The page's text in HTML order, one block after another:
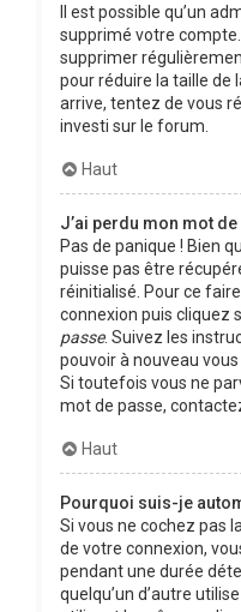
Il est possible qu’un
supprimé votre
supprimer
pour réduire la taille de
arrive, tentez de vous
investi sur le forum.
Haut
J’ai perdu mon mot de
Pas de panique ! Bien
puisse pas être
réinitialisé. Pour ce
connexion puis cliquez
passe. Suivez les
pouvoir à nouveau
Si toutefois vous ne
mot de passe,
Haut
Pourquoi suis-je
Si vous ne cochez pas
de votre connexion,
pendant une durée
quelqu’un d’autre